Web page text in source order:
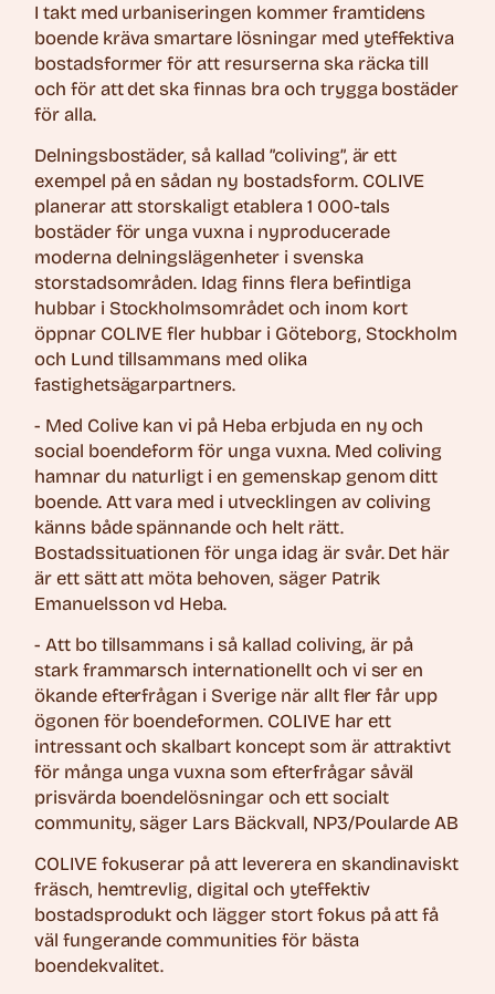
I takt med urbaniseringen kommer framtidens
boende kräva smartare lösningar med yteffektiva
bostadsformer för att resurserna ska räcka till
och för att det ska finnas bra och trygga bostäder
för alla.
Delningsbostäder, så kallad ”coliving”, är ett
exempel på en sådan ny bostadsform. COLIVE
planerar att storskaligt etablera 1 000-tals
bostäder för unga vuxna i nyproducerade
moderna delningslägenheter i svenska
storstadsområden. Idag finns flera befintliga
hubbar i Stockholmsområdet och inom kort
öppnar COLIVE fler hubbar i Göteborg, Stockholm
och Lund tillsammans med olika
fastighetsägarpartners.
- Med Colive kan vi på Heba erbjuda en ny och
social boendeform för unga vuxna. Med coliving
hamnar du naturligt i en gemenskap genom ditt
boende. Att vara med i utvecklingen av coliving
känns både spännande och helt rätt.
Bostadssituationen för unga idag är svår. Det här
är ett sätt att möta behoven, säger Patrik
Emanuelsson vd Heba.
- Att bo tillsammans i så kallad coliving, är på
stark frammarsch internationellt och vi ser en
ökande efterfrågan i Sverige när allt fler får upp
ögonen för boendeformen. COLIVE har ett
intressant och skalbart koncept som är attraktivt
för många unga vuxna som efterfrågar såväl
prisvärda boendelösningar och ett socialt
community, säger Lars Bäckvall, NP3/Poularde AB
COLIVE fokuserar på att leverera en skandinaviskt
fräsch, hemtrevlig, digital och yteffektiv
bostadsprodukt och lägger stort fokus på att få
väl fungerande communities för bästa
boendekvalitet.